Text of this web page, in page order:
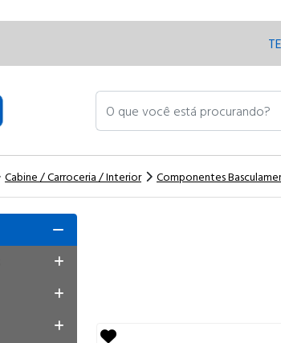
O que você está procurando?
Cabine / Carroceria / Interior Componentes